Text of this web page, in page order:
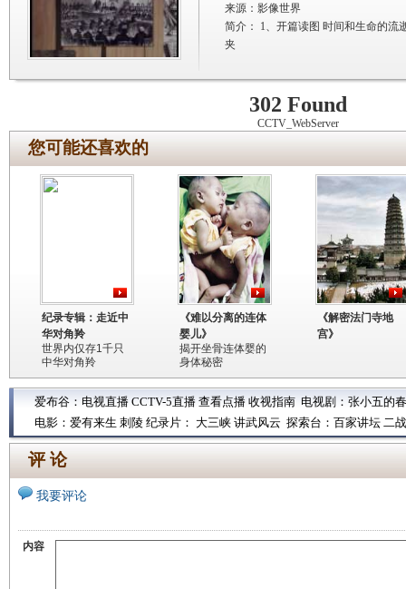
来源： 影像世界
简介：
1、开篇读图 时间和生命的流
夹
302 Found
CCTV_WebServer
您可能还喜欢的
纪录专辑：走近中
华对角羚
世界内仅存1千只
中华对角羚
《难以分离的连体
婴儿》
揭开坐骨连体婴的
身体秘密
《解密法门寺地
宫》
爱布谷： 电视直播 CCTV-5直播 查看点播 收视指南 电视剧： 张小五的
电影： 爱有来生 刺陵 纪录片： 大三峡 讲武风云 探索台： 百家讲坛 二
评 论
我要评论
内容